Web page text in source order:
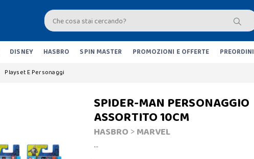
DISNEY HASBRO SPIN MASTER PROMOZIONI E OFFERTE PREORDINI
Playset E Personaggi
SPIDER-MAN PERSONAGGIO
ASSORTITO 10CM
HASBRO> MARVEL
…